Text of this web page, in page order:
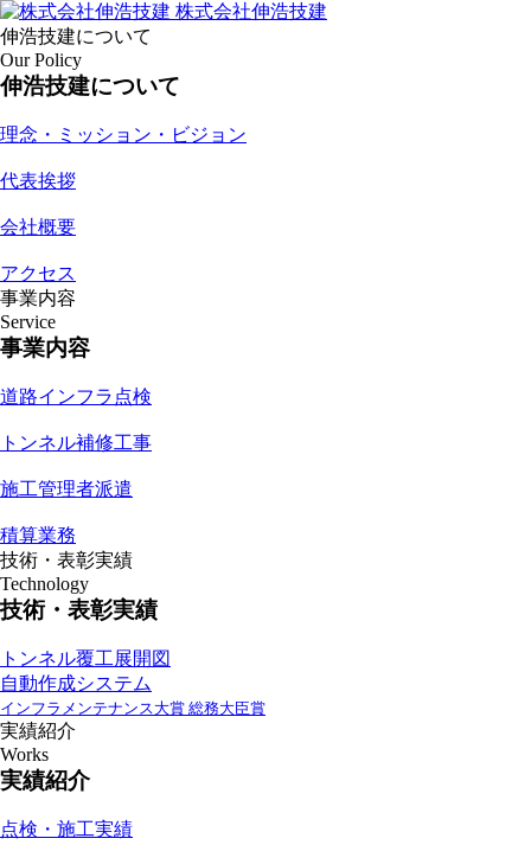
株式会社伸浩技建
伸浩技建について
Our Policy
伸浩技建について
理念・ミッション・ビジョン
代表挨拶
会社概要
アクセス
事業内容
Service
事業内容
道路インフラ点検
トンネル補修工事
施工管理者派遣
積算業務
技術・表彰実績
Technology
技術・表彰実績
トンネル覆工展開図
自動作成システム
インフラメンテナンス大賞 総務大臣賞
実績紹介
Works
実績紹介
点検・施工実績